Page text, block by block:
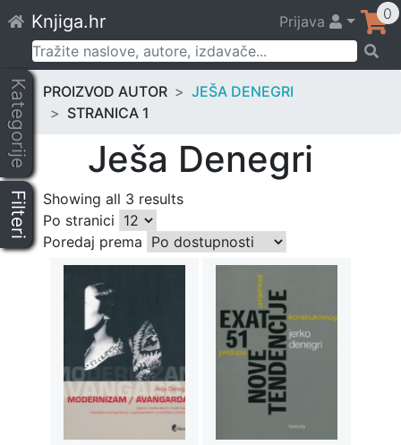
to
content
Knjiga.hr Prijava 0
Pretraži:
Kategorije
Filteri
PROIZVOD AUTOR
JEŠA DENEGRI
STRANICA 1
Ješa Denegri
Showing all 3 results
Po stranici
Poredaj prema